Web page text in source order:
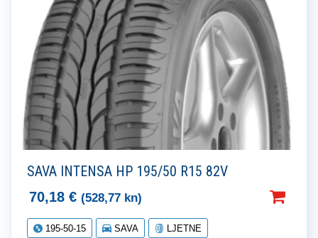
SAVA INTENSA HP 195/50 R15 82V
70,18 € (528,77 kn)
195-50-15 SAVA LJETNE